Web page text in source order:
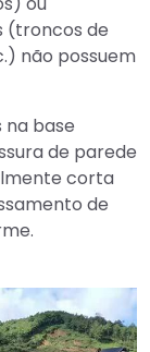
(troncos de
não possuem
base
de parede
corta
de